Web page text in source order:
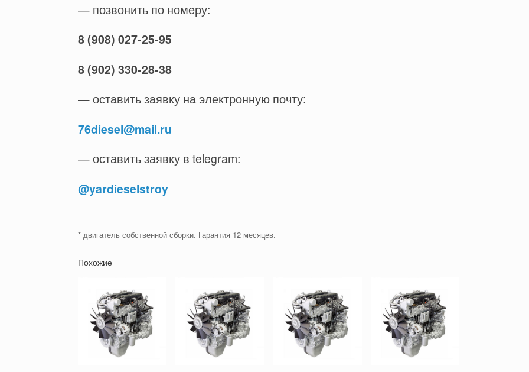
— позвонить по номеру:
8 (908) 027-25-95
8 (902) 330-28-38
— оставить заявку на электронную почту:
76diesel@mail.ru
— оставить заявку в telegram:
@yardieselstroy
* двигатель собственной сборки. Гарантия 12 месяцев.
Похожие